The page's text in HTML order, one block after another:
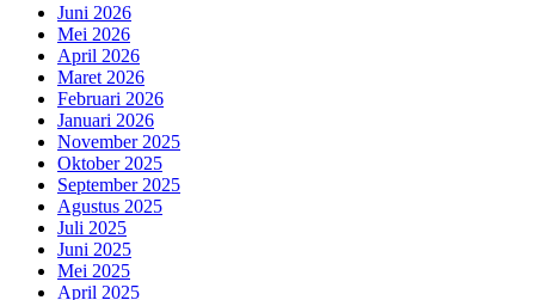
Juni 2026
Mei 2026
April 2026
Maret 2026
Februari 2026
Januari 2026
November 2025
Oktober 2025
September 2025
Agustus 2025
Juli 2025
Juni 2025
Mei 2025
April 2025